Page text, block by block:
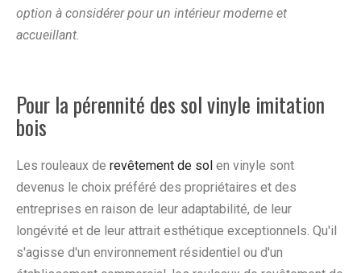
option à considérer pour un intérieur moderne et
accueillant.
Pour la pérennité des sol vinyle imitation
bois
Les rouleaux de revêtement de sol en vinyle sont
devenus le choix préféré des propriétaires et des
entreprises en raison de leur adaptabilité, de leur
longévité et de leur attrait esthétique exceptionnels. Qu'il
s'agisse d'un environnement résidentiel ou d'un